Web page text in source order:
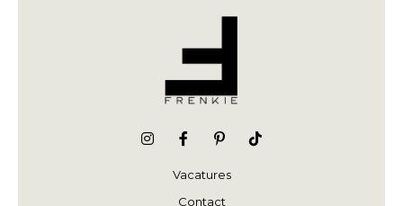
Vacatures
Contact